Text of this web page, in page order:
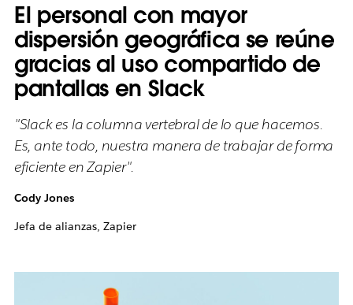
El personal con mayor
dispersión geográfica se reúne
gracias al uso compartido de
pantallas en Slack
"Slack es la columna vertebral de lo que hacemos.
Es, ante todo, nuestra manera de trabajar de forma
eficiente en Zapier".
Cody Jones
Jefa de alianzas, Zapier